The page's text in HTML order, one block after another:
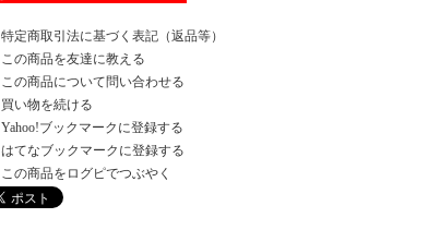
特定商取引法に基づく表記（返品等）
この商品を友達に教える
この商品について問い合わせる
買い物を続ける
Yahoo!ブックマークに登録する
はてなブックマークに登録する
この商品をログピでつぶやく